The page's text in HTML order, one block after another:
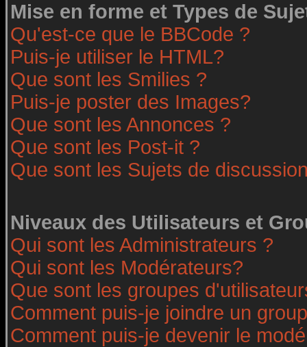
Mise en forme et Types de
Qu'est-ce que le BBCode ?
Puis-je utiliser le HTML?
Que sont les Smilies ?
Puis-je poster des Images?
Que sont les Annonces ?
Que sont les Post-it ?
Que sont les Sujets de
Niveaux des Utilisateurs et
Qui sont les Administrateurs ?
Qui sont les Modérateurs?
Que sont les groupes
Comment puis-je joindre un
Comment puis-je devenir le